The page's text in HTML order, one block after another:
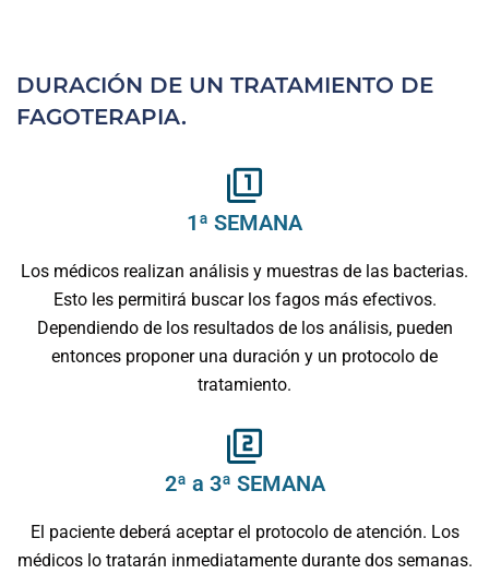
DURACIÓN DE UN TRATAMIENTO DE
FAGOTERAPIA.
1ª SEMANA
Los médicos realizan análisis y muestras de las bacterias.
Esto les permitirá buscar los fagos más efectivos.
Dependiendo de los resultados de los análisis, pueden
entonces proponer una duración y un protocolo de
tratamiento.
2ª a 3ª SEMANA
El paciente deberá aceptar el protocolo de atención. Los
médicos lo tratarán inmediatamente durante dos semanas.